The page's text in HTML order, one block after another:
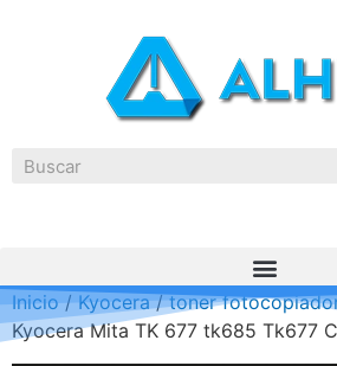
Inicio/Kyocera/toner
Kyocera Mita TK 677 tk685 Tk677